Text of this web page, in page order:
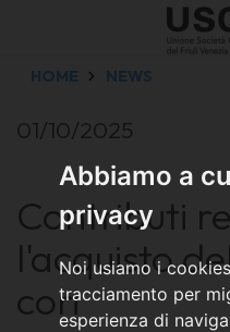
Abbiamo a
privacy
Noi usiamo i
tracciamento per
esperienza di
HOME NEWS
01/10/2025
Contributi
l'acquisto
cori